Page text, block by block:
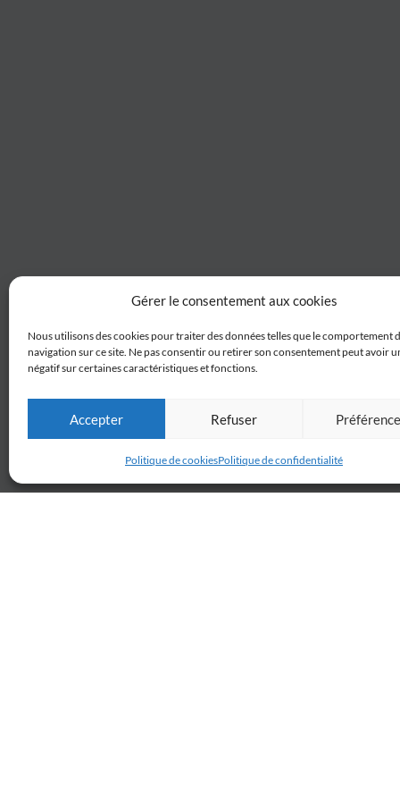
Gérer le consentement aux cookies
Nous utilisons des cookies pour traiter des données telles que le comportement
navigation sur ce site. Ne pas consentir ou retirer son consentement peut avoir
négatif sur certaines caractéristiques et fonctions.
Accepter Refuser
Politique de cookiesPolitique de confidentialité